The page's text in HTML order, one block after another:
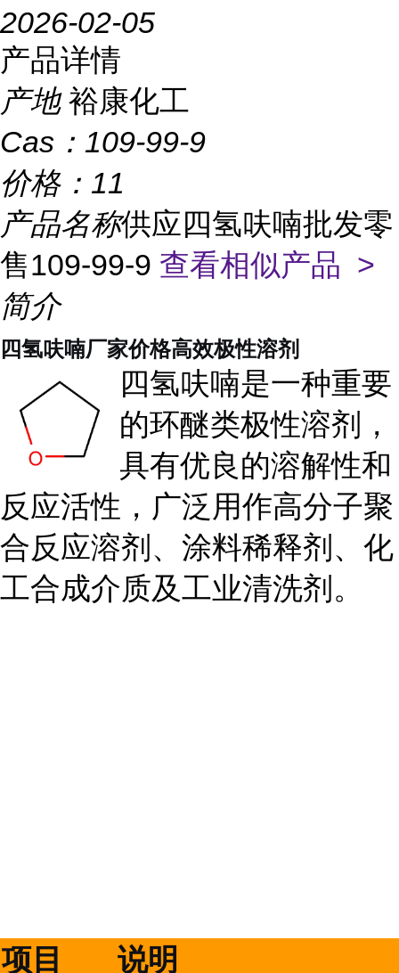
2026-02-05
产品详情
产地 裕康化工
Cas： 109-99-9
价格： 11
产品名称供应四氢呋喃批发零
售109-99-9 查看相似产品 >
简介
四氢呋喃厂家价格高效极性溶剂
四氢呋喃是一种重要
的环醚类极性溶剂，
具有优良的溶解性和
反应活性，广泛用作高分子聚
合反应溶剂、涂料稀释剂、化
工合成介质及工业清洗剂。
项目 说明